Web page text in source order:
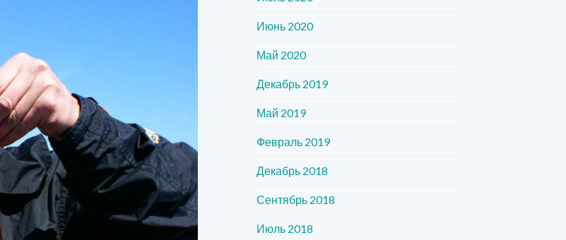
Июнь 2020
Май 2020
Декабрь 2019
Май 2019
Февраль 2019
Декабрь 2018
Сентябрь 2018
Июль 2018